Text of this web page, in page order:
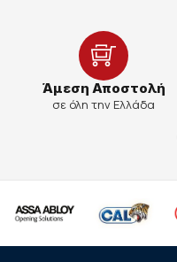
Άμεση Αποστολή
σε όλη την Ελλάδα